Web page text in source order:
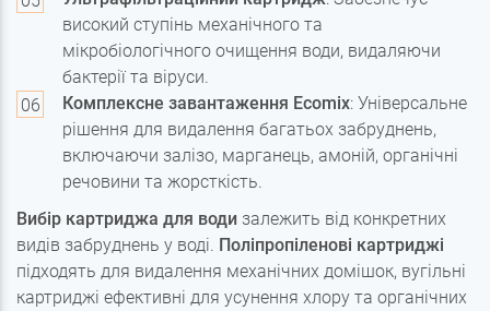
високий ступінь механічного та
мікробіологічного очищення води, видаляючи
бактерії та віруси.
Комплексне завантаження Ecomix: Універсальне
рішення для видалення багатьох забруднень,
включаючи залізо, марганець, амоній, органічні
речовини та жорсткість.
Вибір картриджа для води залежить від конкретних
видів забруднень у воді. Поліпропіленові картриджі
підходять для видалення механічних домішок, вугільні
картриджі ефективні для усунення хлору та органічних